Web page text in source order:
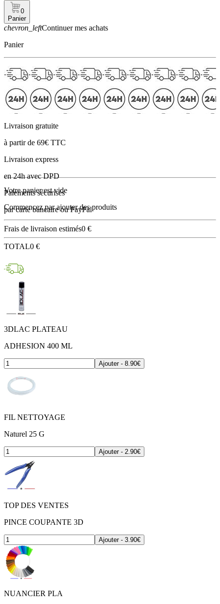
0
Panier
chevron_leftContinuer mes achats
Panier
Livraison gratuite
à partir de 69€ TTC
Livraison express
en 24h avec DPD
Paiements sécurisés
par carte bancaire ou PayPal
Votre panier est vide
Commencez par ajouter des produits
Frais de livraison estimés0 €
TOTAL0 €
3DLAC PLATEAU
ADHESION 400 ML
Ajouter - 8.90€
FIL NETTOYAGE
Naturel 25 G
Ajouter - 2.90€
TOP DES VENTES
PINCE COUPANTE 3D
Ajouter - 3.90€
NUANCIER PLA